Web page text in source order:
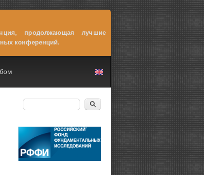
продолжающая лучшие
конференций.
Форма поиска
Поиск